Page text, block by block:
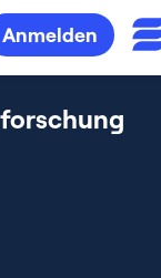
Anmelden